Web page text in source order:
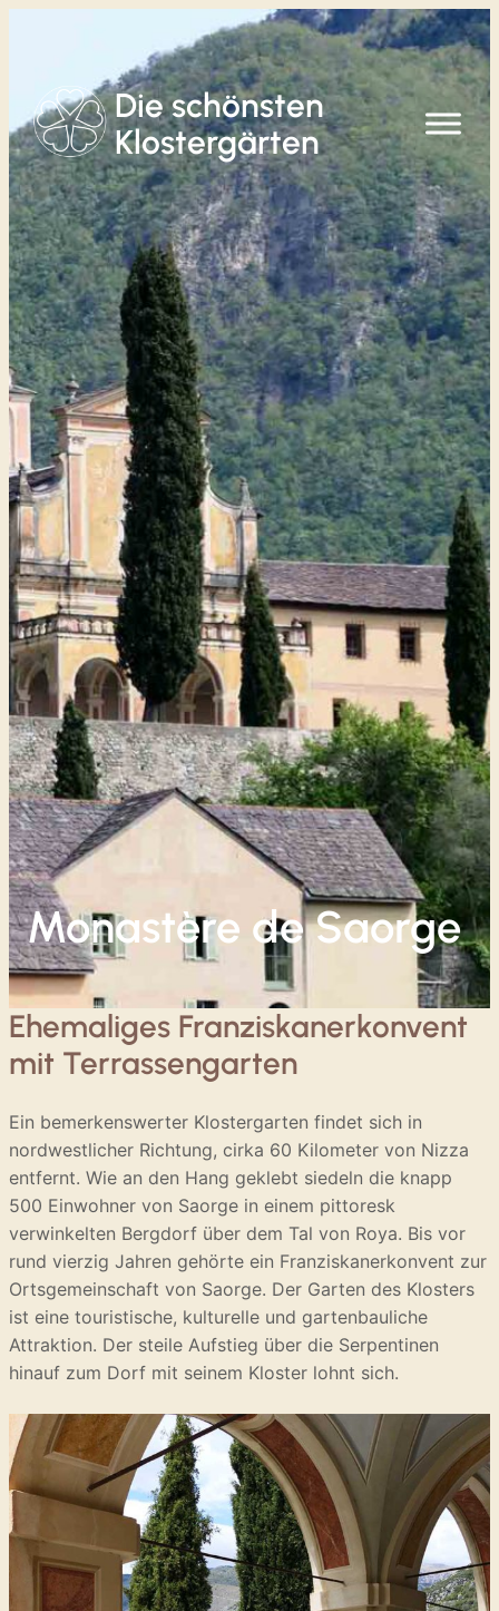
Die schönsten
Klostergärten
Monastère de Saorge
Ehemaliges Franziskanerkonvent
mit Terrassengarten
Ein bemerkenswerter Klostergarten findet sich in
nordwestlicher Richtung, cirka 60 Kilometer von Nizza
entfernt. Wie an den Hang geklebt siedeln die knapp
500 Einwohner von Saorge in einem pittoresk
verwinkelten Bergdorf über dem Tal von Roya. Bis vor
rund vierzig Jahren gehörte ein Franziskanerkonvent zur
Ortsgemeinschaft von Saorge. Der Garten des Klosters
ist eine touristische, kulturelle und gartenbauliche
Attraktion. Der steile Aufstieg über die Serpentinen
hinauf zum Dorf mit seinem Kloster lohnt sich.